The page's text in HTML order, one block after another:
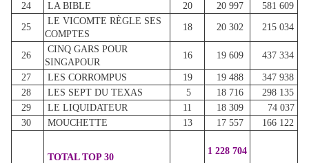
24
LA BIBLE 20 20 997 581 609
25
LE VICOMTE RÈGLE SES
COMPTES
18 20 302 215 034
26
CINQ GARS POUR
SINGAPOUR
16 19 609 437 334
27 LES CORROMPUS 19 19 488
347 938
28
LES SEPT DU TEXAS 5 18 716
298 135
29
LE LIQUIDATEUR 11 18 309
74 037
30
MOUCHETTE 13 17 557 166 122
TOTAL TOP 30
1 228 704